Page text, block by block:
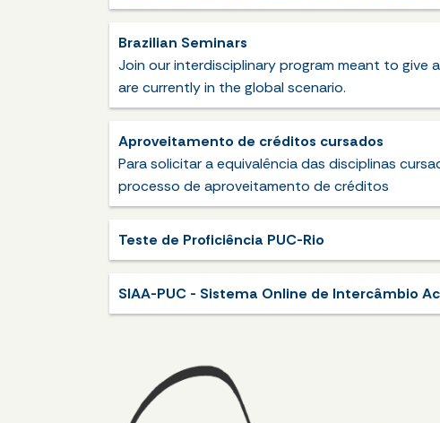
Brazilian Seminars
Join our interdisciplinary program meant to give
are currently in the global scenario.
Aproveitamento de créditos cursados
Para solicitar a equivalência das disciplinas
processo de aproveitamento de créditos
Teste de Proficiência PUC-Rio
SIAA-PUC - Sistema Online de Intercâmbio